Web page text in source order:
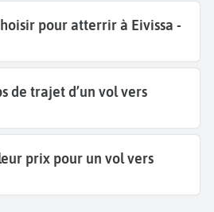
pour atterrir à Eivissa -
de trajet d’un vol vers
prix pour un vol vers